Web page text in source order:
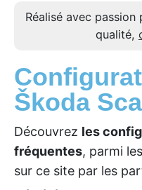
Réalisé avec
qualité,
Škoda
Découvrez les
fréquentes, parmi
sur ce site par les